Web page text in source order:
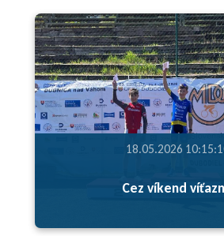
18.05.2026
Cez víkend